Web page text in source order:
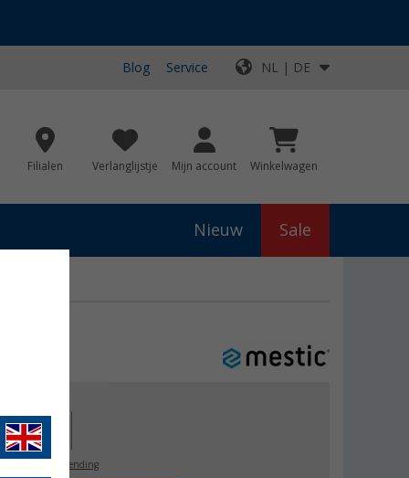
Blog Service NL | DE
Filialen Verlanglijstje Mijn account Winkelwagen
Nieuw Sale
gratis verzending